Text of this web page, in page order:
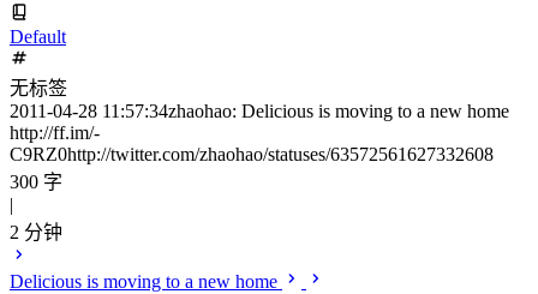
Default
无标签
2011-04-28 11:57:34zhaohao: Delicious is moving to a new home
http://ff.im/-
C9RZ0http://twitter.com/zhaohao/statuses/63572561627332608
300 字
|
2 分钟
Delicious is moving to a new home